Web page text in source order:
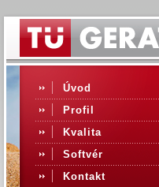
Úvod
Profil
Kvalita
Softvér
Kontakt